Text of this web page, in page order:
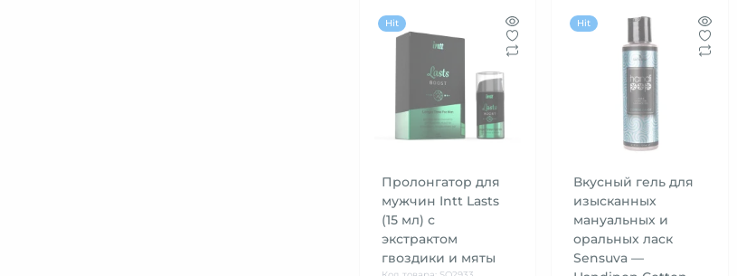
Hit
Пролонгатор для
мужчин Intt Lasts
(15 мл) с
экстрактом
гвоздики и мяты
Hit
Вкусный гель для
изысканных
мануальных и
оральных ласк
Sensuva —